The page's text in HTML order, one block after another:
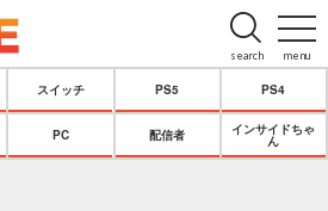
menu
search
スイッチ PS5 PS4
PC 配信者
インサイドちゃ
ん